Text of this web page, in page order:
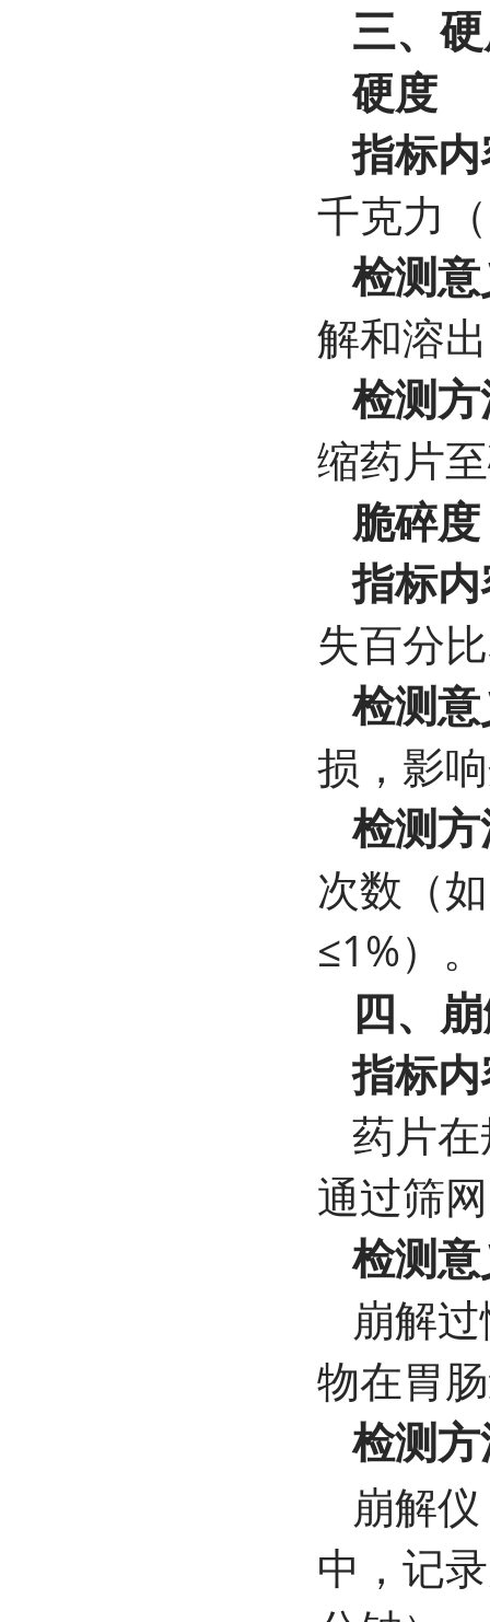
三、
硬度
指标
千克力
检测
解和溶
检测
缩药片
脆碎度
指标
失百分
检测
损，影
检测
次数（
≤1%）。
四、
指标
药片
通过筛
检测
崩解
物在胃
检测
崩解
中，记